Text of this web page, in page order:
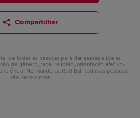
Compartilhar
de todas as pessoas para dar aaasas a ideias
de gênero, raça, religião, orientação afetivo-
No mundo da Red Bull todas as pessoas
são bem-vindas.